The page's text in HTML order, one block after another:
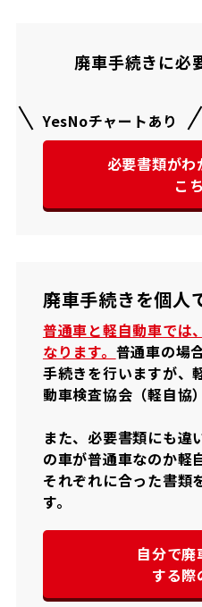
廃車手続きに必
YesNoチャートあり
必要書類がわ
こ
廃車手続きを個人
普通車と軽自動車では
なります。 普通車の場
手続きを行いますが、
動車検査協会（軽自協
また、必要書類にも違
の車が普通車なのか軽
それぞれに合った書類
す。
自分で廃
する際